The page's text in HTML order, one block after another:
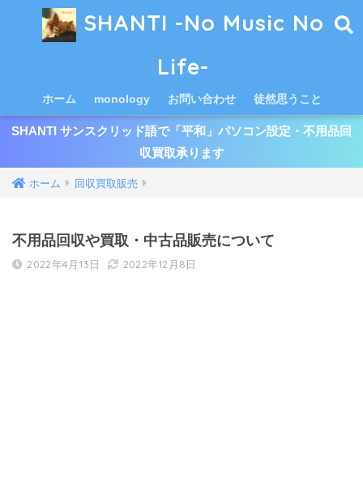
SHANTI -No Music No
Life-
ホーム monology お問い合わせ 徒然思うこと
SHANTI サンスクリッド語で「平和」パソコン設定・不用品回
収買取承ります
ホーム 回収買取販売
不用品回収や買取・中古品販売について
2022年4月13日 2022年12月8日